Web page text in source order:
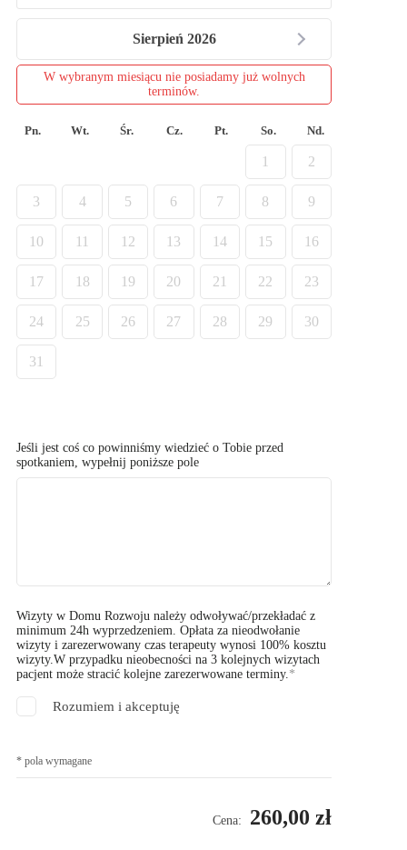
Sierpień 2026
W wybranym miesiącu nie posiadamy już wolnych
terminów.
Pn. Wt. Śr. Cz. Pt. So. Nd.
1 2
3 4 5 6 7 8 9
10 11 12 13 14 15 16
17 18 19 20 21 22 23
24 25 26 27 28 29 30
31
Jeśli jest coś co powinniśmy wiedzieć o Tobie przed
spotkaniem, wypełnij poniższe pole
Wizyty w Domu Rozwoju należy odwoływać/przekładać z
minimum 24h wyprzedzeniem. Opłata za nieodwołanie
wizyty i zarezerwowany czas terapeuty wynosi 100% kosztu
wizyty.W przypadku nieobecności na 3 kolejnych wizytach
pacjent może stracić kolejne zarezerwowane terminy.
Rozumiem i akceptuję
* pola wymagane
Cena: 260,00 zł